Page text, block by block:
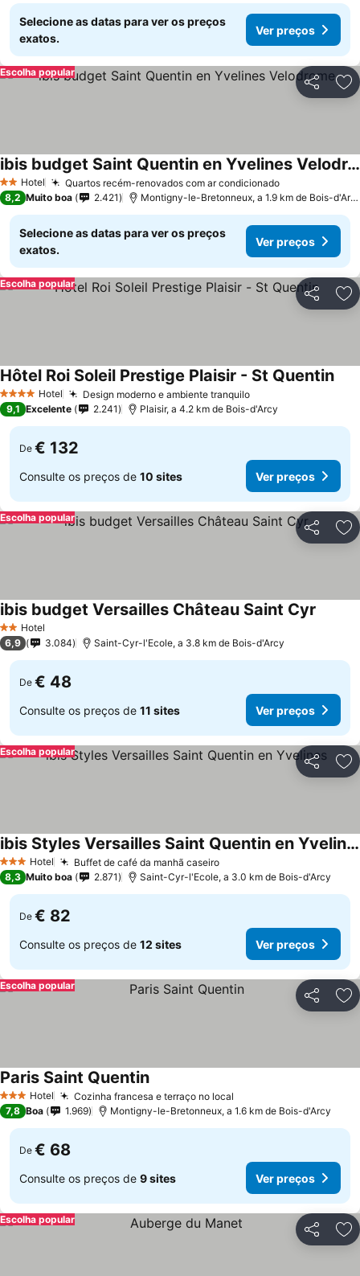
Selecione as datas para ver os preços
exatos.
Ver preços
Partilhar
Escolha popular
2 Estrelas
Hotel Quartos recém-renovados com ar condicionado
ibis budget Saint Quentin en Yvelines Velodrome
8,2 Muito boa 2.421 Montigny-le-Bretonneux, a 1.9 km de Bois-d'Arcy
Selecione as datas para ver os preços
exatos.
Ver preços
Partilhar
Escolha popular
4 EstrelasHotel Design moderno e ambiente tranquilo
Hôtel Roi Soleil Prestige Plaisir - St Quentin
9,1 Excelente 2.241 Plaisir, a 4.2 km de Bois-d'Arcy
De € 132
Consulte os preços de 10 sites Ver preços
Partilhar
Escolha popular
2 Estrelas
Hotel
ibis budget Versailles Château Saint Cyr
6,9 3.084 Saint-Cyr-l'Ecole, a 3.8 km de Bois-d'Arcy
De € 48
Consulte os preços de 11 sites Ver preços
Partilhar
Escolha popular
3 EstrelasHotel Buffet de café da manhã caseiro
ibis Styles Versailles Saint Quentin en Yvelines
8,3 Muito boa 2.871 Saint-Cyr-l'Ecole, a 3.0 km de Bois-d'Arcy
De € 82
Consulte os preços de 12 sites Ver preços
Partilhar
Escolha popular
3 EstrelasHotel Cozinha francesa e terraço no local
Paris Saint Quentin
7,8 Boa 1.969 Montigny-le-Bretonneux, a 1.6 km de Bois-d'Arcy
De € 68
Consulte os preços de 9 sites Ver preços
Partilhar
Escolha popular